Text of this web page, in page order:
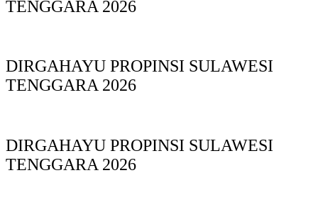
TENGGARA 2026
DIRGAHAYU PROPINSI SULAWESI
TENGGARA 2026
DIRGAHAYU PROPINSI SULAWESI
TENGGARA 2026